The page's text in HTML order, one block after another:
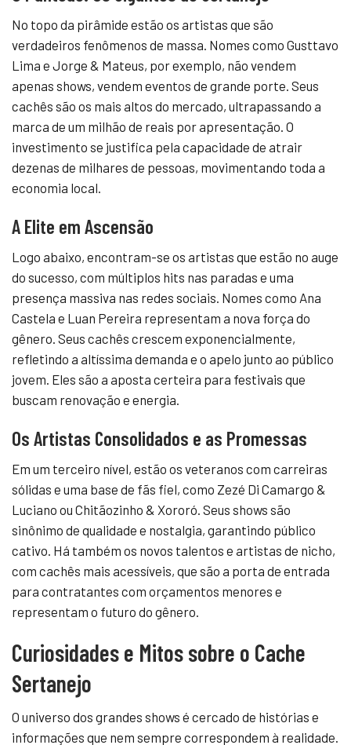
No topo da pirâmide estão os artistas que são
verdadeiros fenômenos de massa. Nomes como Gusttavo
Lima e Jorge & Mateus, por exemplo, não vendem
apenas shows, vendem eventos de grande porte. Seus
cachês são os mais altos do mercado, ultrapassando a
marca de um milhão de reais por apresentação. O
investimento se justifica pela capacidade de atrair
dezenas de milhares de pessoas, movimentando toda a
economia local.
A Elite em Ascensão
Logo abaixo, encontram-se os artistas que estão no auge
do sucesso, com múltiplos hits nas paradas e uma
presença massiva nas redes sociais. Nomes como Ana
Castela e Luan Pereira representam a nova força do
gênero. Seus cachês crescem exponencialmente,
refletindo a altíssima demanda e o apelo junto ao público
jovem. Eles são a aposta certeira para festivais que
buscam renovação e energia.
Os Artistas Consolidados e as Promessas
Em um terceiro nível, estão os veteranos com carreiras
sólidas e uma base de fãs fiel, como Zezé Di Camargo &
Luciano ou Chitãozinho & Xororó. Seus shows são
sinônimo de qualidade e nostalgia, garantindo público
cativo. Há também os novos talentos e artistas de nicho,
com cachês mais acessíveis, que são a porta de entrada
para contratantes com orçamentos menores e
representam o futuro do gênero.
Curiosidades e Mitos sobre o Cache
Sertanejo
O universo dos grandes shows é cercado de histórias e
informações que nem sempre correspondem à realidade.